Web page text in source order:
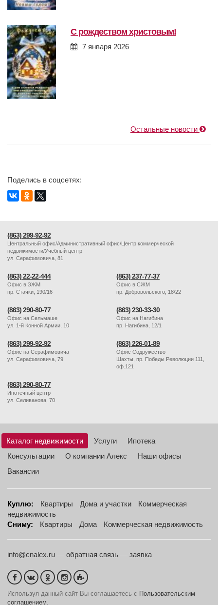
с рождеством христовым!
7 января 2026
Остальные новости
Поделись в соцсетях:
(863) 299-92-92
Центральный офис/Административный офис/Центр коммерческой
недвижимости/Учебный центр
ул. Серафимовича, 81
(863) 22-22-444
Офис в ЗЖМ
пр. Стачки, 190/16
(863) 237-77-37
Офис в СЖМ
пр. Добровольского, 18/22
(863) 290-80-77
Офис на Сельмаше
ул. 1-й Конной Армии, 10
(863) 230-33-30
Офис на Нагибина
пр. Нагибина, 12/1
(863) 299-92-92
Офис на Серафимовича
ул. Серафимовича, 79
(863) 226-01-89
Офис Содружество
Шахты, пр. Победы Революции 111,
оф.121
(863) 290-80-77
Ипотечный центр
ул. Селиванова, 70
Каталог недвижимости Услуги
Ипотека
Консультации
О компании Алекс
Наши офисы
Вакансии
Куплю: Квартиры Дома и участки
Коммерческая
недвижимость
Сниму:
Квартиры Дома Коммерческая недвижимость
info@cnalex.ru — обратная связь — заявка
Используя данный сайт Вы соглашаетесь с Пользовательским
соглашением.